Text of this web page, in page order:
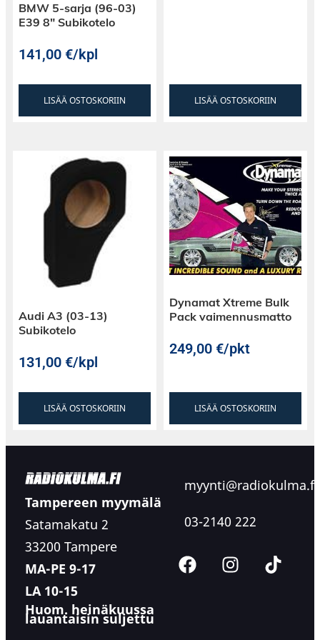
täyden potentiaalinsa dynamiikan osalta.
BMW 5-sarja (96-03)
E39 8″ Subikotelo
141,00€/kpl
LISÄÄ OSTOSKORIIN LISÄÄ OSTOSKORIIN
Audi A3 (03-13)
Subikotelo
131,00€/kpl
LISÄÄ OSTOSKORIIN
Dynamat Xtreme Bulk
Pack vaimennusmatto
249,00€/pkt
LISÄÄ OSTOSKORIIN
Tampereen myymälä
Satamakatu 2
33200 Tampere
MA-PE 9-17
LA 10-15
Huom. heinäkuussa
lauantaisin suljettu
myynti@radiokulma.fi
03-2140 222